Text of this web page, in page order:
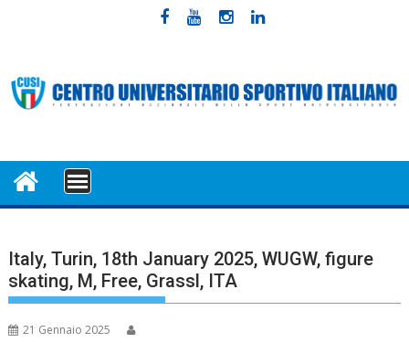
MENU
Italy, Turin, 18th January 2025, WUGW, figure
skating, M, Free, Grassl, ITA
21 Gennaio 2025